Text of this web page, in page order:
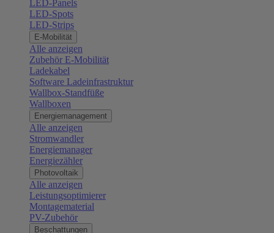
LED-Panels
LED-Spots
LED-Strips
E-Mobilität
Alle anzeigen
Zubehör E-Mobilität
Ladekabel
Software Ladeinfrastruktur
Wallbox-Standfüße
Wallboxen
Energiemanagement
Alle anzeigen
Stromwandler
Energiemanager
Energiezähler
Photovoltaik
Alle anzeigen
Leistungsoptimierer
Montagematerial
PV-Zubehör
Beschattungen